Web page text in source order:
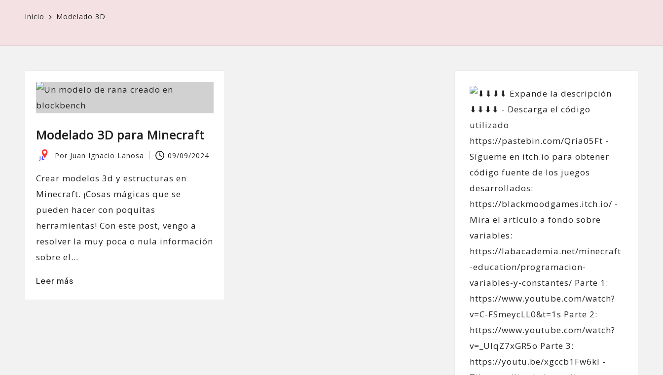
Inicio Modelado 3D
Modelado 3D para Minecraft
Publicado
Por Juan Ignacio Lanosa 09/09/2024
Crear modelos 3d y estructuras en
Minecraft. ¡Cosas mágicas que se
pueden hacer con poquitas
herramientas! Con este post, vengo a
resolver la muy poca o nula información
sobre el…
Leer más